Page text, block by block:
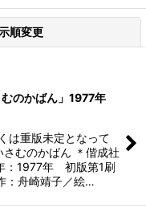
順変更
のかばん」1977年
は重版未定となって
むのかばん ＊偕成社
：1977年 初版第1刷
：舟崎靖子／絵…